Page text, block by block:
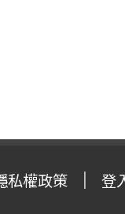
私權政策 登